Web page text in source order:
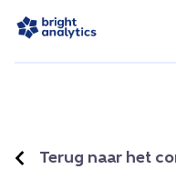
Terug naar het